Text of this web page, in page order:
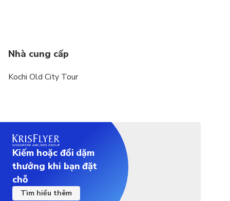
Nhà cung cấp
Kochi Old City Tour
Kiếm hoặc đổi dặm
thưởng khi bạn đặt
chỗ
Tìm hiểu thêm